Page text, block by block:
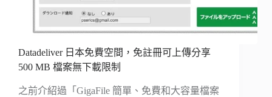
Datadeliver 日本免費空間，免註冊可上傳分享
500 MB 檔案無下載限制
之前介紹過「GigaFile 簡單、免費和大容量檔案